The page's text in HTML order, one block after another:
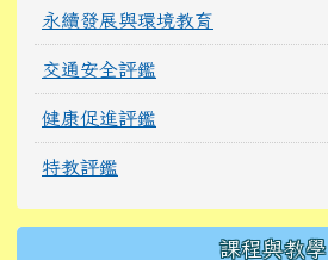
永續發展與環境教育
交通安全評鑑
健康促進評鑑
特教評鑑
課程與教學